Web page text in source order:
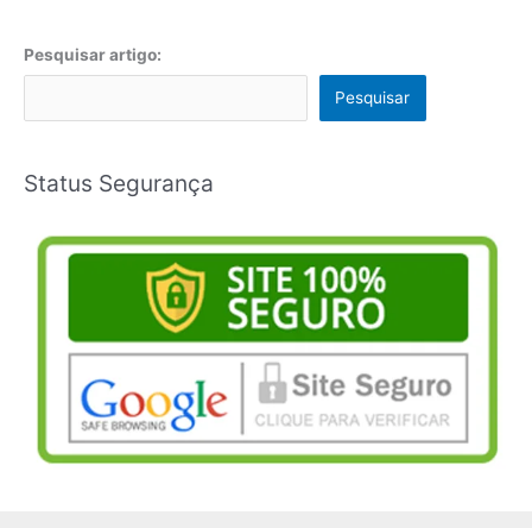
Pesquisar artigo:
Pesquisar
Status Segurança